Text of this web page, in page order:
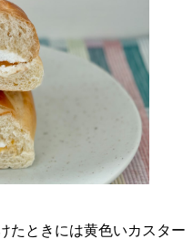
たときには黄色いカスター